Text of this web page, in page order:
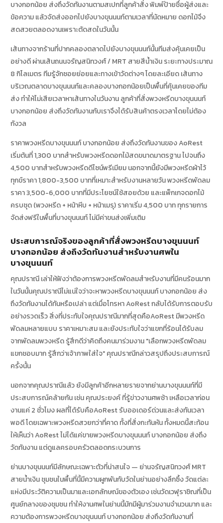
บางกอกน้อย ส่งถึงวัดทันงานตามสเปกที่ลูกค้าสั่ง พิมพ์ป้ายชื่อผู้ส่งและ
ข้อความ แล้วจัดส่งออกไปยังบางขุนนนท์ตามเวลาที่นัดหมาย ดอกไม้จึง
สดสวยตลอดงานเพราะตัดสดในวันนั้น
เส้นทางจากร้านที่ปากคลองตลาดไปยังบางขุนนนท์นั้นทีมส่งคุ้นเคยเป็น
อย่างดี ผ่านเส้นถนนจรัญสนิทวงศ์ / MRT สายสีน้ำเงิน ระยะทางประมาณ
8 กิโลเมตร ทีมรู้จักซอยย่อยและทางเข้าวัดต่างๆ โดยละเอียด เส้นทาง
บริเวณตลาดบางขุนนนท์และคลองบางกอกน้อยเป็นพื้นที่คุ้นเคยของทีม
ส่ง ทำให้ไม่เสียเวลาหาเส้นทางในวันงาน ลูกค้าที่สั่งพวงหรีดบางขุนนนท์
บางกอกน้อย ส่งถึงวัดทันงานกับเราจึงได้รับสินค้าตรงเวลาโดยไม่ต้อง
กังวล
ราคาพวงหรีดบางขุนนนท์ บางกอกน้อย ส่งถึงวัดทันงานของ AoRest
เริ่มต้นที่ 1,300 บาทสำหรับพวงหรีดดอกไม้สดขนาดมาตรฐาน ไปจนถึง
4,500 บาทสำหรับพวงหรีดดีไซน์พรีเมียม นอกจากนี้ยังมีพวงหรีดผ้าไว้
ทุกข์ราคา 1,800-3,500 บาทที่เหมาะสำหรับงานหลายวัน พวงหรีดพัดลม
ราคา 3,500-6,000 บาทที่มีประโยชน์ใช้สอยด้วย และแพ็กเกจดอกไม้
ครบชุด (พวงหรีด + หน้าหีบ + หน้าเมรุ) ราคาเริ่ม 4,500 บาท ทุกรายการ
จัดส่งฟรีในพื้นที่บางขุนนนท์ ไม่มีค่าขนส่งเพิ่มเติม
ประสบการณ์จริงของลูกค้าที่สั่งพวงหรีดบางขุนนนท์
บางกอกน้อย ส่งถึงวัดทันงานสำหรับงานศพใน
บางขุนนนท์
คุณปราณี เล่าให้ฟังว่าต้องการพวงหรีดพัดลมสำหรับงานที่มีคนร้อนมาก
ในวันนั้นคุณปราณีไม่แน่ใจว่าจะหาพวงหรีดบางขุนนนท์ บางกอกน้อย ส่ง
ถึงวัดทันงานได้ทันหรือเปล่า แต่เมื่อโทรหา AoRest กลับได้รับการตอบรับ
อย่างรวดเร็ว สิ่งที่ประทับใจคุณปราณีมากที่สุดคือAoRest มีพวงหรีด
พัดลมหลายแบบ ราคาเหมาะสม และยังประทับใจว่าแขกที่ร้อนได้รับลม
จากพัดลมพวงหรีด รู้สึกดีว่าคิดถึงคนมาร่วมงาน "เลือกพวงหรีดพัดลม
แขกชอบมาก รู้สึกว่าเจ้าภาพใส่ใจ" คุณปราณีกล่าวสรุปถึงประสบการณ์
ครั้งนั้น
นอกจากคุณปราณีแล้ว ยังมีลูกค้าอีกหลายรายจากย่านบางขุนนนท์ที่มี
ประสบการณ์คล้ายกัน เช่น คุณประยงค์ ที่รู้ข่าวงานศพช้า เหลือเวลาก่อน
งานแค่ 2 ชั่วโมง ผลที่ได้รับคือAoRest รับออเดอร์ด่วนและส่งทันเวลา
พอดี โดยเฉพาะพวงหรีดสวยกว่าที่คาด ทั้งที่สั่งกะทันหัน ทั้งหมดนี้สะท้อน
ให้เห็นว่า AoRest ไม่ได้แค่ขายพวงหรีดบางขุนนนท์ บางกอกน้อย ส่งถึง
วัดทันงาน แต่ดูแลครอบครัวตลอดกระบวนการ
ย่านบางขุนนนท์มีลักษณะเฉพาะตัวที่น่าสนใจ — ย่านจรัญสนิทวงศ์ MRT
สายน้ำเงิน ชุมชนในพื้นที่นี้มีความผูกพันกับวัดในย่านอย่างลึกซึ้ง วัดแต่ละ
แห่งมีประวัติความเป็นมาและเอกลักษณ์ของตัวเอง เช่นวัดเวฬุราชิณที่เป็น
ศูนย์กลางของชุมชน ทำให้งานศพในย่านนี้มักมีผู้มาร่วมงานจำนวนมาก และ
ความต้องการพวงหรีดบางขุนนนท์ บางกอกน้อย ส่งถึงวัดทันงานที่